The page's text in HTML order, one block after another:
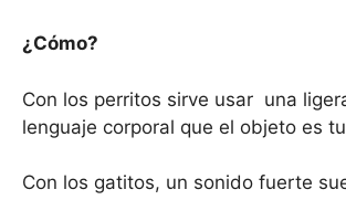
¿Cómo?
Con los perritos sirve usar una
lenguaje corporal que el objeto es
Con los gatitos, un sonido fuerte